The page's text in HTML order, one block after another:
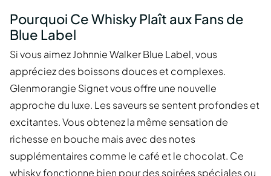
Pourquoi Ce Whisky Plaît aux Fans de
Blue Label
Si vous aimez Johnnie Walker Blue Label, vous
appréciez des boissons douces et complexes.
Glenmorangie Signet vous offre une nouvelle
approche du luxe. Les saveurs se sentent profondes et
excitantes. Vous obtenez la même sensation de
richesse en bouche mais avec des notes
supplémentaires comme le café et le chocolat. Ce
whisky fonctionne bien pour des soirées spéciales ou